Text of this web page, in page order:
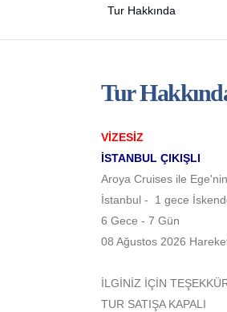
Tur Hakkında
Tur
VİZESİZ
İSTANBUL ÇIKIŞLI
Aroya Cruises ile
İstanbul -
1 gece
6 Gece - 7 Gün
08 Ağustos 2026
İLGİNİZ İÇİN
TUR SATIŞA KAPALI